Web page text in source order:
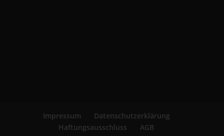
Impressum
Datenschutzerklärung
Haftungsausschluss
AGB